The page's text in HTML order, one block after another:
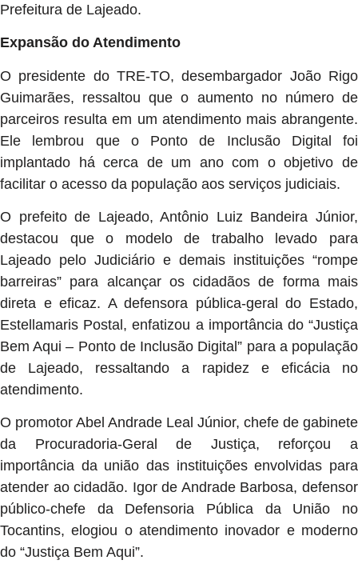
Prefeitura de Lajeado.
Expansão do Atendimento
O presidente do TRE-TO, desembargador João Rigo
Guimarães, ressaltou que o aumento no número de
parceiros resulta em um atendimento mais abrangente.
Ele lembrou que o Ponto de Inclusão Digital foi
implantado há cerca de um ano com o objetivo de
facilitar o acesso da população aos serviços judiciais.
O prefeito de Lajeado, Antônio Luiz Bandeira Júnior,
destacou que o modelo de trabalho levado para
Lajeado pelo Judiciário e demais instituições “rompe
barreiras” para alcançar os cidadãos de forma mais
direta e eficaz. A defensora pública-geral do Estado,
Estellamaris Postal, enfatizou a importância do “Justiça
Bem Aqui – Ponto de Inclusão Digital” para a população
de Lajeado, ressaltando a rapidez e eficácia no
atendimento.
O promotor Abel Andrade Leal Júnior, chefe de gabinete
da Procuradoria-Geral de Justiça, reforçou a
importância da união das instituições envolvidas para
atender ao cidadão. Igor de Andrade Barbosa, defensor
público-chefe da Defensoria Pública da União no
Tocantins, elogiou o atendimento inovador e moderno
do “Justiça Bem Aqui”.